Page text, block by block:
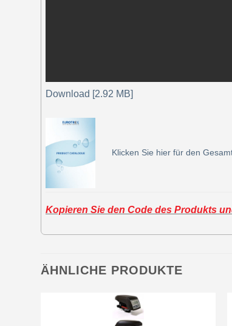
Download [2.92 MB]
Klicken Sie hier für den
Kopieren Sie den Code des Produkts
ÄHNLICHE PRODUKTE